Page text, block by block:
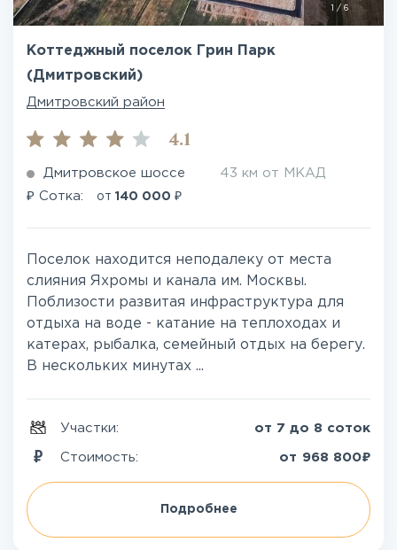
/ 6
Коттеджный поселок Грин Парк
(Дмитровский)
Дмитровский район
4.1
Дмитровское шоссе 43 км от МКАД
₽ Сотка: от 140 000 ₽
Поселок находится неподалеку от места
слияния Яхромы и канала им. Москвы.
Поблизости развитая инфраструктура для
отдыха на воде - катание на теплоходах и
катерах, рыбалка, семейный отдых на берегу.
В нескольких минутах ...
Участки: от 7 до 8 соток
Стоимость: от 968 800₽
Подробнее